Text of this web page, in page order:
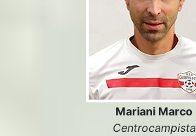
Mariani Marco
Centrocampista